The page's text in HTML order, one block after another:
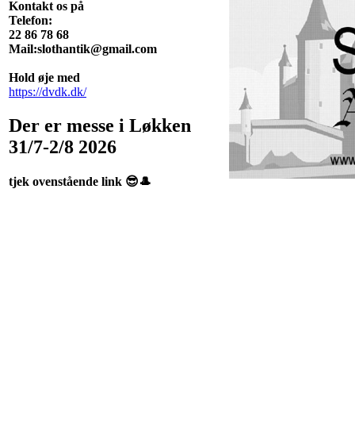
Kontakt os på
Telefon:
22 86 78 68
Mail:slothantik@gmail.com
Hold øje med
https://dvdk.dk/
Der er messe i Løkken
31/7-2/8 2026
tjek ovenstående link 😎🎩